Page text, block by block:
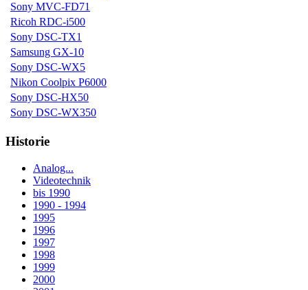
Sony MVC-FD71
Ricoh RDC-i500
Sony DSC-TX1
Samsung GX-10
Sony DSC-WX5
Nikon Coolpix P6000
Sony DSC-HX50
Sony DSC-WX350
Historie
Analog...
Videotechnik
bis 1990
1990 - 1994
1995
1996
1997
1998
1999
2000